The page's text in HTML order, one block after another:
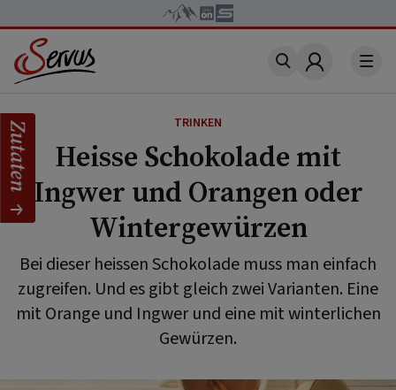
Account
TRINKEN
Heisse Schokolade mit
Ingwer und Orangen oder
Wintergewürzen
Bei dieser heissen Schokolade muss man einfach
zugreifen. Und es gibt gleich zwei Varianten. Eine
mit Orange und Ingwer und eine mit winterlichen
Gewürzen.
Zutaten